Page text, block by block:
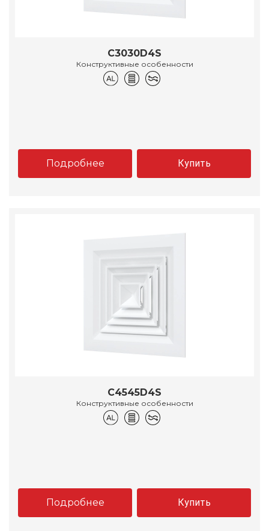
C3030D4S
Конструктивные особенности
Подробнее Купить
C4545D4S
Конструктивные особенности
Подробнее Купить